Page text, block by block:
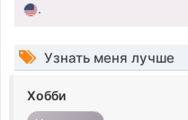
.
Узнать меня лучше
Хобби